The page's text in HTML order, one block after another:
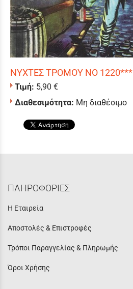
ΝΥΧΤΕΣ ΤΡΟΜΟΥ ΝΟ 1220***
Τιμή: 5,90 €
Διαθεσιμότητα: Μη διαθέσιμο
ΠΛΗΡΟΦΟΡΙΕΣ
Η Εταιρεία
Αποστολές & Επιστροφές
Τρόποι Παραγγελίας & Πληρωμής
Όροι Χρήσης